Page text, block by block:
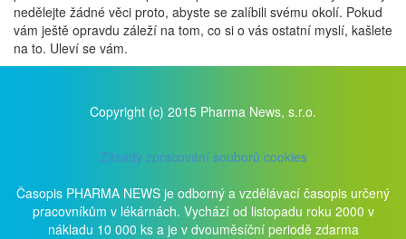
nedělejte žádné věci proto, abyste se zalíbili svému okolí. Pokud
vám ještě opravdu záleží na tom, co si o vás ostatní myslí, kašlete
na to. Uleví se vám.
Copyright (c) 2015 Pharma News, s.r.o.
Zásady zpracování souborů cookies
Časopis PHARMA NEWS je odborný a vzdělávací časopis určený
pracovníkům v lékárnách. Vychází od listopadu roku 2000 v
nákladu 10 000 ks a je v dvouměsíční periodě zdarma